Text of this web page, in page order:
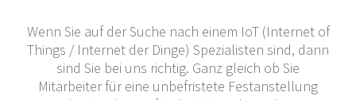
Wenn Sie auf der Suche nach einem IoT (Internet of
Things / Internet der Dinge) Spezialisten sind, dann
sind Sie bei uns richtig. Ganz gleich ob Sie
Mitarbeiter für eine unbefristete Festanstellung